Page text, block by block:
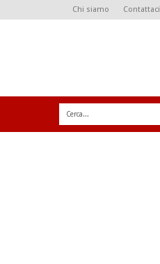
Chi siamo Contattaci